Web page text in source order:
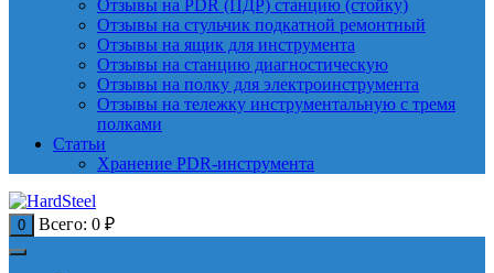
Отзывы на PDR (ПДР) станцию (стойку)
Отзывы на стульчик подкатной ремонтный
Отзывы на ящик для инструмента
Отзывы на станцию диагностическую
Отзывы на полку для электроинструмента
Отзывы на тележку инструментальную с тремя
полками
Статьи
Хранение PDR-инструмента
0 Всего: 0 ₽